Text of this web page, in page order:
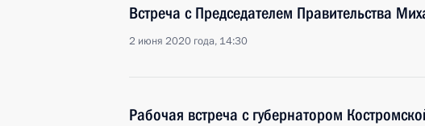
Встреча с Председателем Правительства
2 июня 2020 года, 14:30
Рабочая встреча с губернатором